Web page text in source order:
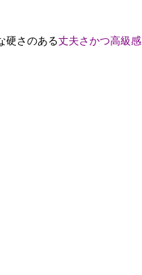
硬さのある丈夫さかつ高級感